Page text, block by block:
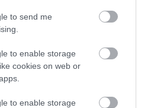
to send me
to enable storage
cookies on web or
to enable storage